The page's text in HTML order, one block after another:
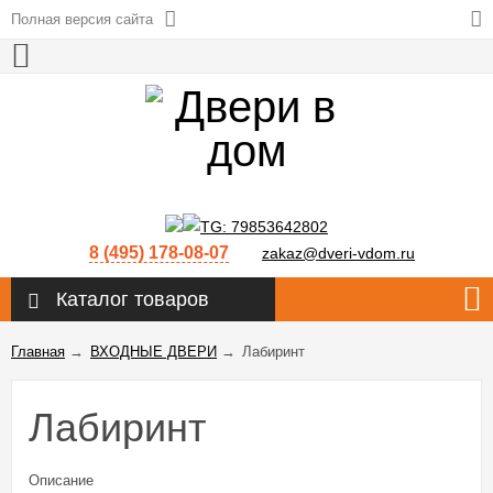
Полная версия сайта
8 (495) 178-08-07 zakaz@dveri-vdom.ru
Каталог товаров
Главная → ВХОДНЫЕ ДВЕРИ → Лабиринт
Лабиринт
Описание